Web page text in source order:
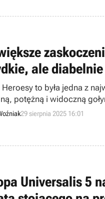
ale
to była jedna z
potężną i widoczną
29 sierpnia 2025 16:01
Universalis 5